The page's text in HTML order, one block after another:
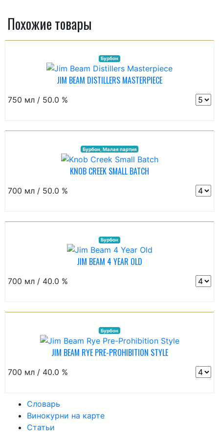
Похожие товары
Бурбон
JIM BEAM DISTILLERS MASTERPIECE
750 мл / 50.0 %
Бурбон, Малая партия
KNOB CREEK SMALL BATCH
700 мл / 50.0 %
Бурбон
JIM BEAM 4 YEAR OLD
700 мл / 40.0 %
Бурбон
JIM BEAM RYE PRE-PROHIBITION STYLE
700 мл / 40.0 %
Словарь
Винокурни на карте
Статьи